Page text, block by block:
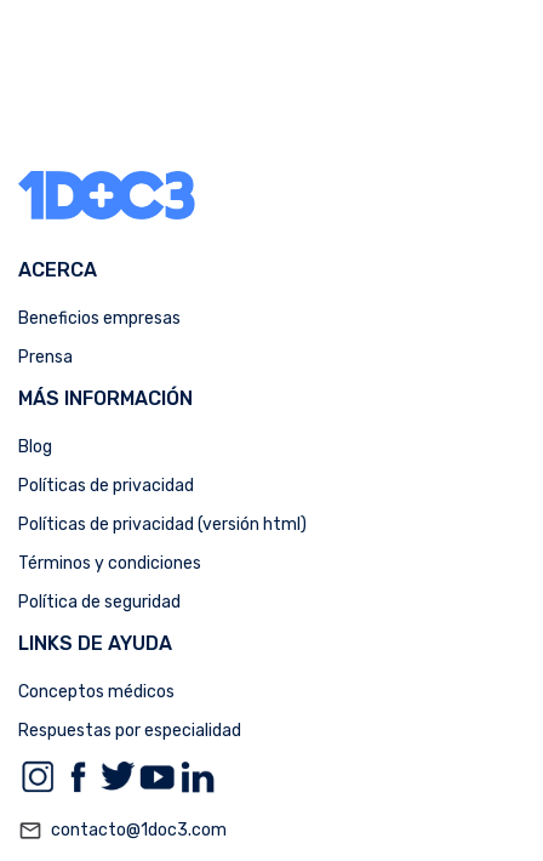
ACERCA
Beneficios empresas
Prensa
MÁS INFORMACIÓN
Blog
Políticas de privacidad
Políticas de privacidad (versión html)
Términos y condiciones
Política de seguridad
LINKS DE AYUDA
Conceptos médicos
Respuestas por especialidad
mail_outline contacto@1doc3.com